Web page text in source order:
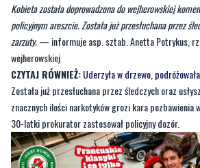
Kobieta została doprowadzona do wejherowskiej
policyjnym areszcie. Została już przesłuchana przez
zarzuty.— informuje asp. sztab. Anetta Potrykus,
wejherowskiej
CZYTAJ RÓWNIEŻ:Uderzyła w drzewo,
Została już przesłuchana przez śledczych oraz
znacznych ilości narkotyków grozi kara pozbawienia
30-latki prokurator zastosował policyjny dozór.